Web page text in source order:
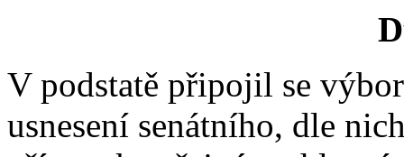
V podstatě připojil se
usnesení senátního, dle